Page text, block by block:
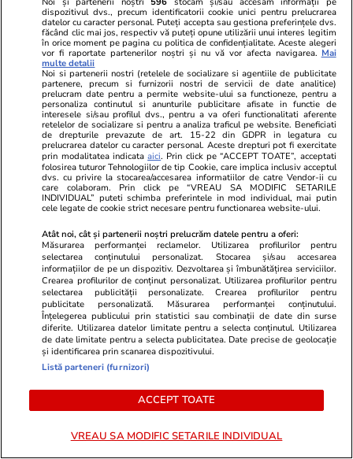
rămân ascunse: „Este un mare
pas înapoi”
PARTENERI
ZiaruldeIasi.ro
Delta urbană de la Iași ar urma
să dreneze 36,5 milioane de lei.
Studiul de fezabilitate este gata,
să aprobe investiția
Fanatik.ro
Încasări
Craiova
dispozitivul dvs., precum identificatorii cookie unici pentru prelucrarea
datelor cu caracter personal. Puteți accepta sau gestiona preferințele dvs.
făcând clic mai jos, respectiv vă puteți opune utilizării unui interes legitim
în orice moment pe pagina cu politica de confidențialitate. Aceste alegeri
vor fi raportate partenerilor noștri și nu vă vor afecta navigarea. Mai
multe detalii
Noi si partenerii nostri (retelele de socializare si agentiile de publicitate
partenere, precum si furnizorii nostri de servicii de date analitice)
prelucram date pentru a permite website-ului sa functioneze, pentru a
personaliza continutul si anunturile publicitare afisate in functie de
interesele si/sau profilul dvs., pentru a va oferi functionalitati aferente
retelelor de socializare si pentru a analiza traficul pe website. Beneficiati
de drepturile prevazute de art. 15-22 din GDPR in legatura cu
prelucrarea datelor cu caracter personal. Aceste drepturi pot fi exercitate
prin modalitatea indicataaici. Prin click pe “ACCEPT TOATE”, acceptati
folosirea tuturor Tehnologiilor de tip Cookie, care implica inclusiv acceptul
dvs. cu privire la stocarea/accesarea informatiilor de catre Vendor-ii cu
care colaboram. Prin click pe “VREAU SA MODIFIC SETARILE
INDIVIDUAL” puteti schimba preferintele in mod individual, mai putin
cele legate de cookie strict necesare pentru functionarea website-ului.
Atât noi, cât și partenerii noștri prelucrăm datele pentru a oferi:
Măsurarea performanței reclamelor. Utilizarea profilurilor pentru
selectarea conținutului personalizat. Stocarea și/sau accesarea
informațiilor de pe un dispozitiv. Dezvoltarea și îmbunătățirea serviciilor.
Crearea profilurilor de conținut personalizat. Utilizarea profilurilor pentru
selectarea publicității personalizate. Crearea profilurilor pentru
publicitate personalizată. Măsurarea performanței conținutului.
Înțelegerea publicului prin statistici sau combinații de date din surse
diferite. Utilizarea datelor limitate pentru a selecta conținutul. Utilizarea
de date limitate pentru a selecta publicitatea. Date precise de geolocație
și identificarea prin scanarea dispozitivului.
Listă parteneri (furnizori)
ACCEPT TOATE
VREAU SA MODIFIC SETARILE INDIVIDUAL